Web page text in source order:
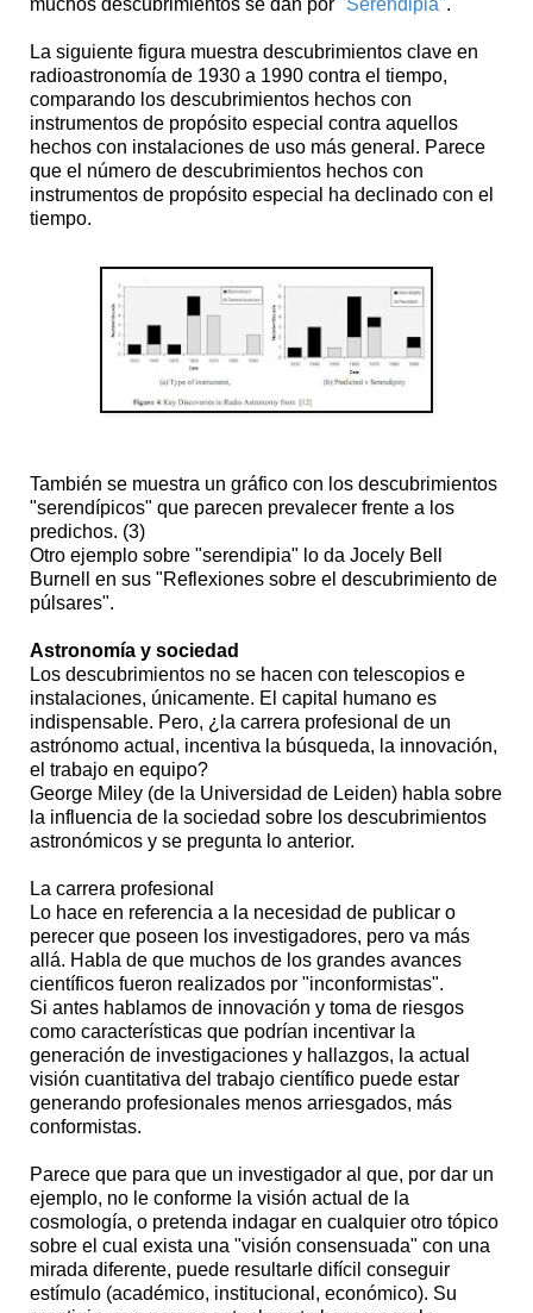
La siguiente figura muestra descubrimientos clave en
radioastronomía de 1930 a 1990 contra el tiempo,
comparando los descubrimientos hechos con
instrumentos de propósito especial contra aquellos
hechos con instalaciones de uso más general. Parece
que el número de descubrimientos hechos con
instrumentos de propósito especial ha declinado con el
tiempo.
También se muestra un gráfico con los descubrimientos
"serendípicos" que parecen prevalecer frente a los
predichos. (3)
Otro ejemplo sobre "serendipia" lo da Jocely Bell
Burnell en sus "Reflexiones sobre el descubrimiento de
púlsares".
Astronomía y sociedad
Los descubrimientos no se hacen con telescopios e
instalaciones, únicamente. El capital humano es
indispensable. Pero, ¿la carrera profesional de un
astrónomo actual, incentiva la búsqueda, la innovación,
el trabajo en equipo?
George Miley (de la Universidad de Leiden) habla sobre
la influencia de la sociedad sobre los descubrimientos
astronómicos y se pregunta lo anterior.
La carrera profesional
Lo hace en referencia a la necesidad de publicar o
perecer que poseen los investigadores, pero va más
allá. Habla de que muchos de los grandes avances
científicos fueron realizados por "inconformistas".
Si antes hablamos de innovación y toma de riesgos
como características que podrían incentivar la
generación de investigaciones y hallazgos, la actual
visión cuantitativa del trabajo científico puede estar
generando profesionales menos arriesgados, más
conformistas.
Parece que para que un investigador al que, por dar un
ejemplo, no le conforme la visión actual de la
cosmología, o pretenda indagar en cualquier otro tópico
sobre el cual exista una "visión consensuada" con una
mirada diferente, puede resultarle difícil conseguir
estímulo (académico, institucional, económico). Su